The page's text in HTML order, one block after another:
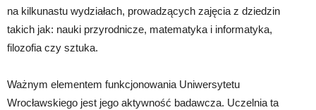
na kilkunastu wydziałach, prowadzących zajęcia z dziedzin
takich jak: nauki przyrodnicze, matematyka i informatyka,
filozofia czy sztuka.
Ważnym elementem funkcjonowania Uniwersytetu
Wrocławskiego jest jego aktywność badawcza. Uczelnia ta